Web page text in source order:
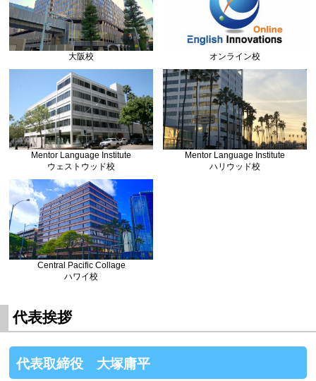
大阪校 オンライン校
Mentor Language Institute
ウェストウッド校
Mentor Language Institute
ハリウッド校
Central Pacific Collage
ハワイ校
代表挨拶
代表取締役 大塚庸平